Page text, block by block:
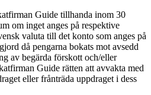
Guide tillhanda inom 30
om inget anges på respektive
valuta till det konto som anges på
då pengarna bokats mot avsedd
av begärda förskott och/eller
Guide rätten att avvakta med
eller frånträda uppdraget i dess